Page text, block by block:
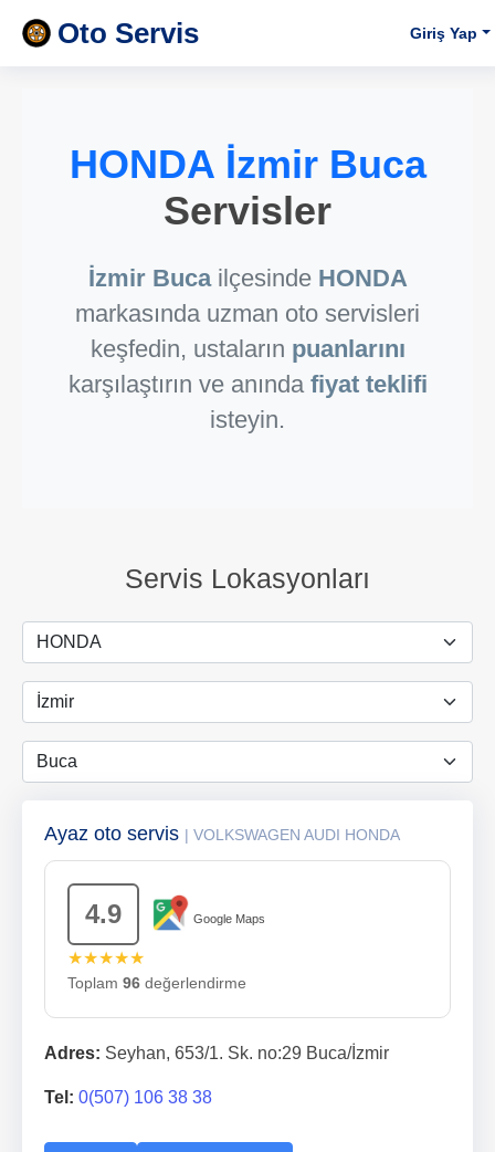
Oto Servis Giriş Yap
HONDA İzmir Buca
Servisler
İzmir Bucailçesinde HONDA
markasında uzman oto servisleri
keşfedin, ustaların puanlarını
karşılaştırın ve anında fiyat teklifi
isteyin.
Servis Lokasyonları
Ayaz oto servis | VOLKSWAGEN AUDI HONDA
4.9 Google Maps
★★★★★
Toplam 96 değerlendirme
Adres: Seyhan, 653/1. Sk. no:29 Buca/İzmir
Tel: 0(507) 106 38 38